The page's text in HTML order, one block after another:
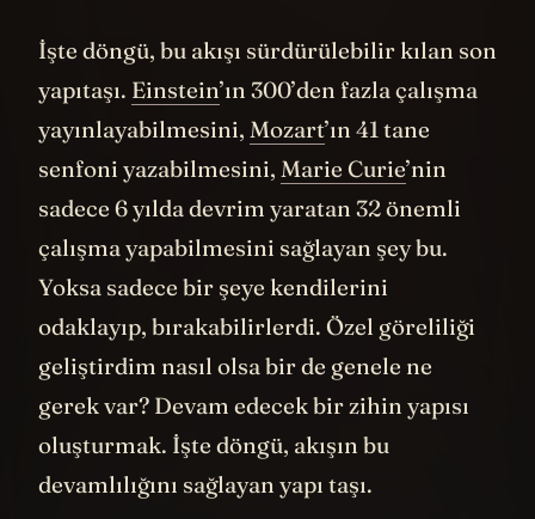
İşte döngü, bu akışı sürdürülebilir kılan son
yapıtaşı. Einstein’ın 300’den fazla çalışma
yayınlayabilmesini, Mozart’ın 41 tane
senfoni yazabilmesini, Marie Curie’nin
sadece 6 yılda devrim yaratan 32 önemli
çalışma yapabilmesini sağlayan şey bu.
Yoksa sadece bir şeye kendilerini
odaklayıp, bırakabilirlerdi. Özel göreliliği
geliştirdim nasıl olsa bir de genele ne
gerek var? Devam edecek bir zihin yapısı
oluşturmak. İşte döngü, akışın bu
devamlılığını sağlayan yapı taşı.